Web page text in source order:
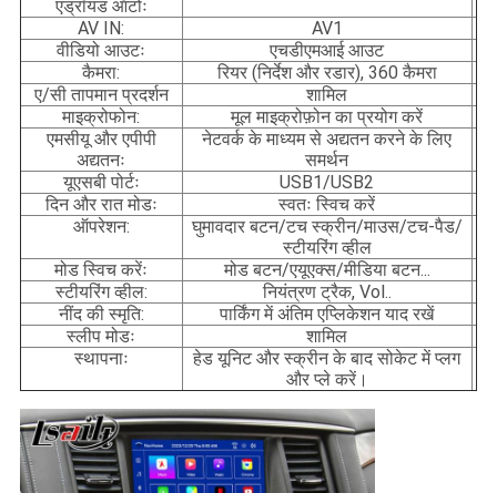
एंड्रॉयड ऑटोः
AV IN:
AV1
वीडियो आउटः
एचडीएमआई आउट
कैमरा:
रियर (निर्देश और रडार), 360 कैमरा
ए/सी तापमान प्रदर्शन
शामिल
माइक्रोफोन:
मूल माइक्रोफ़ोन का प्रयोग करें
एमसीयू और एपीपी
अद्यतनः
नेटवर्क के माध्यम से अद्यतन करने के लिए
समर्थन
यूएसबी पोर्टः
USB1/USB2
दिन और रात मोडः
स्वतः स्विच करें
ऑपरेशन:
घुमावदार बटन/टच स्क्रीन/माउस/टच-पैड/
स्टीयरिंग व्हील
मोड स्विच करेंः
मोड बटन/एयूएक्स/मीडिया बटन...
स्टीयरिंग व्हील:
नियंत्रण ट्रैक, Vol..
नींद की स्मृति:
पार्किंग में अंतिम एप्लिकेशन याद रखें
स्लीप मोडः
शामिल
स्थापनाः
हेड यूनिट और स्क्रीन के बाद सोकेट में प्लग
और प्ले करें।